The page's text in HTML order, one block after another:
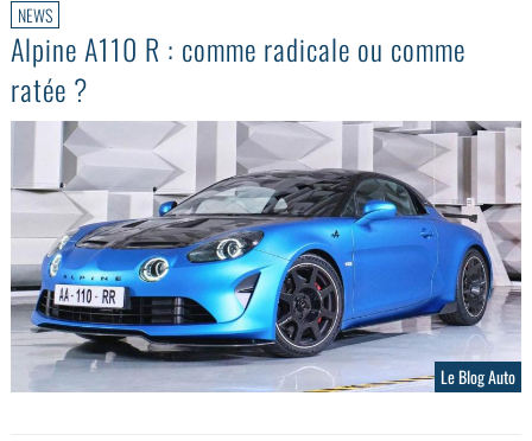
NEWS
Alpine A110 R : comme radicale ou comme
ratée ?
Le Blog Auto